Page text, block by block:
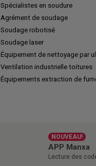
Spécialistes en soudure
Agrément de soudage
Soudage robotisé
Soudage laser
Équipement de nettoyage par
Ventilation industrielle toitures
Équipements extraction de
NOUVEAU!
APP Manxa
Lecture des